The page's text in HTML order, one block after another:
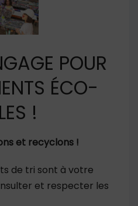
POUR
ÉCO-
!
et recyclons !
de tri sont à votre
et respecter les